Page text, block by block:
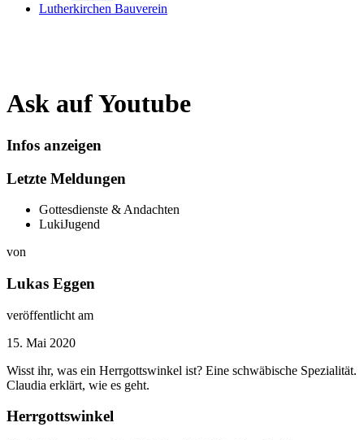
Lutherkirchen Bauverein
Ask auf Youtube
Infos anzeigen
Letzte Meldungen
Gottesdienste & Andachten
LukiJugend
von
Lukas Eggen
veröffentlicht am
15. Mai 2020
Wisst ihr, was ein Herrgottswinkel ist? Eine schwäbische Spezialität.
Claudia erklärt, wie es geht.
Herrgottswinkel